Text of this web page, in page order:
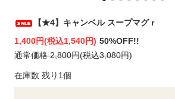
【★4】キャンベル スープマグ r
1,400円(税込1,540円) 50%OFF!!
通常価格 2,800円(税込3,080円)
在庫数 残り1個